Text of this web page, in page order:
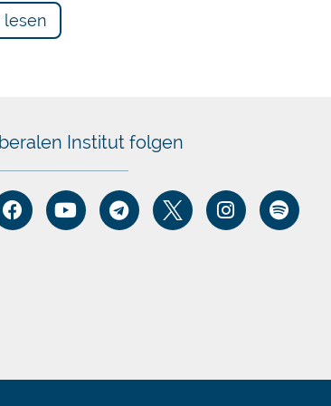
lesen
Institut folgen